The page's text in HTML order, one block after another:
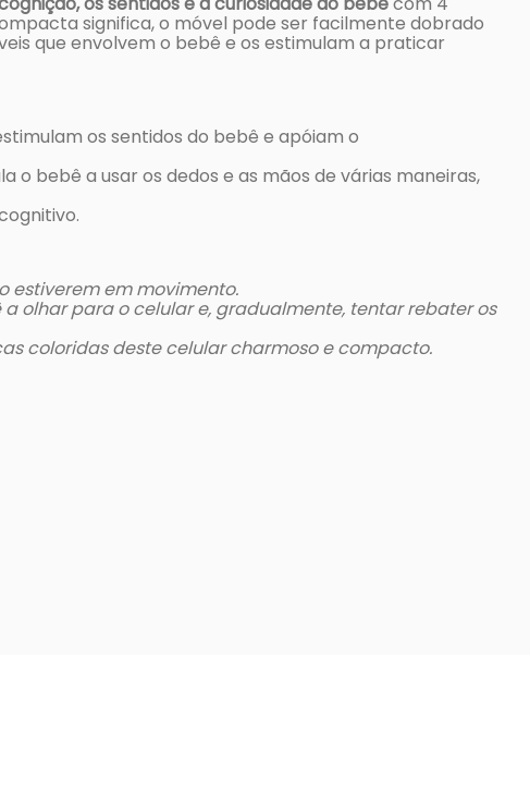
significa, o móvel pode ser facilmente dobrado
que envolvem o bebê e os estimulam a praticar
os sentidos do bebê e apóiam o
bebê a usar os dedos e as mãos de várias maneiras,
estiverem em movimento.
olhar para o celular e, gradualmente, tentar rebater os
coloridas deste celular charmoso e compacto.